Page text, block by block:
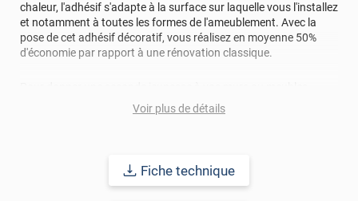
chaleur, l'adhésif s'adapte à la surface sur laquelle vous l'installez
et notamment à toutes les formes de l'ameublement. Avec la
pose de cet adhésif décoratif, vous réalisez en moyenne 50%
d'économie par rapport à une rénovation classique.
comptez sur ce vinyl de haute qualité avec une excellente
résistance à l’eau, à la saleté, à l’abrasion, aux UV et à l’usure.
revêtement peut être installé dans un lieu ouvert public.
Voir plus de détails
Fiche technique